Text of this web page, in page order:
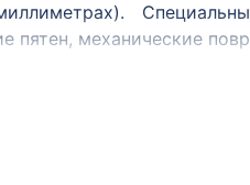
пятен, механические